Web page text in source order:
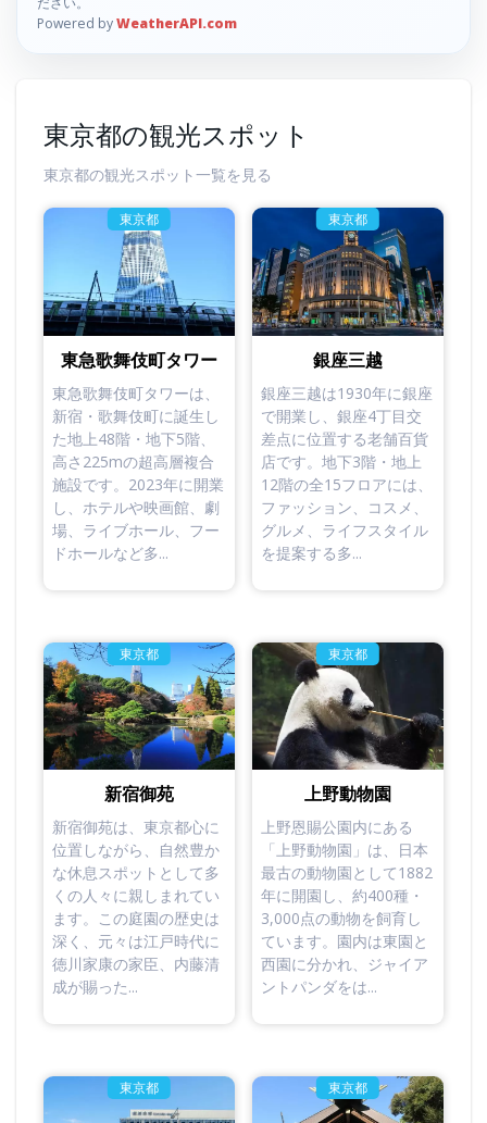
Powered byWeatherAPI.com
東京都の観光スポット
東京都の観光スポット一覧を見る
東京都
東急歌舞伎町タワー
東急歌舞伎町タワーは、
新宿・歌舞伎町に誕生し
た地上48階・地下5階、
高さ225mの超高層複合
施設です。2023年に開業
し、ホテルや映画館、劇
場、ライブホール、フー
ドホールなど多...
東京都
銀座三越
銀座三越は1930年に銀座
で開業し、銀座4丁目交
差点に位置する老舗百貨
店です。地下3階・地上
12階の全15フロアには、
ファッション、コスメ、
グルメ、ライフスタイル
を提案する多...
東京都
新宿御苑
新宿御苑は、東京都心に
位置しながら、自然豊か
な休息スポットとして多
くの人々に親しまれてい
ます。この庭園の歴史は
深く、元々は江戸時代に
徳川家康の家臣、内藤清
成が賜った...
東京都
上野動物園
上野恩賜公園内にある
「上野動物園」は、日本
最古の動物園として1882
年に開園し、約400種・
3,000点の動物を飼育し
ています。園内は東園と
西園に分かれ、ジャイア
ントパンダをは...
東京都 東京都